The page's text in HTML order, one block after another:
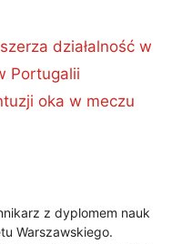
działalność w
Portugalii
oka w meczu
z dyplomem nauk
Warszawskiego.